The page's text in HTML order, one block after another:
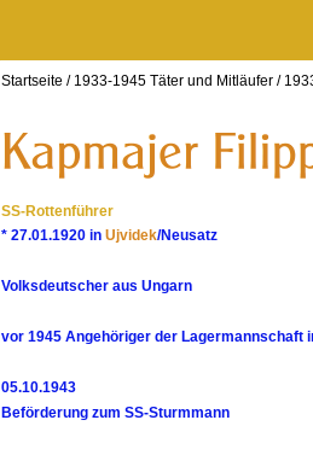
Startseite / 1933-1945 Täter und Mitläufer /
SS-Rottenführer
* 27.01.1920 in Ujvidek/Neusatz
Volksdeutscher aus Ungarn
vor 1945 Angehöriger der Lagermannschaft
05.10.1943
Beförderung zum SS-Sturmmann